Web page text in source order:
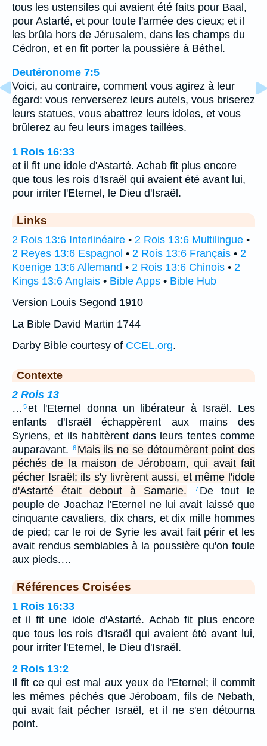
tous les ustensiles qui avaient été faits pour Baal,
pour Astarté, et pour toute l'armée des cieux; et il
les brûla hors de Jérusalem, dans les champs du
Cédron, et en fit porter la poussière à Béthel.
Deutéronome 7:5
Voici, au contraire, comment vous agirez à leur
égard: vous renverserez leurs autels, vous briserez
leurs statues, vous abattrez leurs idoles, et vous
brûlerez au feu leurs images taillées.
1 Rois 16:33
et il fit une idole d'Astarté. Achab fit plus encore
que tous les rois d'Israël qui avaient été avant lui,
pour irriter l'Eternel, le Dieu d'Israël.
Links
2 Rois 13:6 Interlinéaire • 2 Rois 13:6 Multilingue •
2 Reyes 13:6 Espagnol • 2 Rois 13:6 Français • 2
Koenige 13:6 Allemand • 2 Rois 13:6 Chinois • 2
Kings 13:6 Anglais • Bible Apps • Bible Hub
Version Louis Segond 1910
La Bible David Martin 1744
Darby Bible courtesy of CCEL.org.
Contexte
2 Rois 13
… 5et l'Eternel donna un libérateur à Israël. Les
enfants d'Israël échappèrent aux mains des
Syriens, et ils habitèrent dans leurs tentes comme
auparavant.
6 Mais ils ne se détournèrent point des
péchés de la maison de Jéroboam, qui avait fait
pécher Israël; ils s'y livrèrent aussi, et même l'idole
d'Astarté était debout à Samarie.
7 De tout le
peuple de Joachaz l'Eternel ne lui avait laissé que
cinquante cavaliers, dix chars, et dix mille hommes
de pied; car le roi de Syrie les avait fait périr et les
avait rendus semblables à la poussière qu'on foule
aux pieds.…
Références Croisées
1 Rois 16:33
et il fit une idole d'Astarté. Achab fit plus encore
que tous les rois d'Israël qui avaient été avant lui,
pour irriter l'Eternel, le Dieu d'Israël.
2 Rois 13:2
Il fit ce qui est mal aux yeux de l'Eternel; il commit
les mêmes péchés que Jéroboam, fils de Nebath,
qui avait fait pécher Israël, et il ne s'en détourna
point.